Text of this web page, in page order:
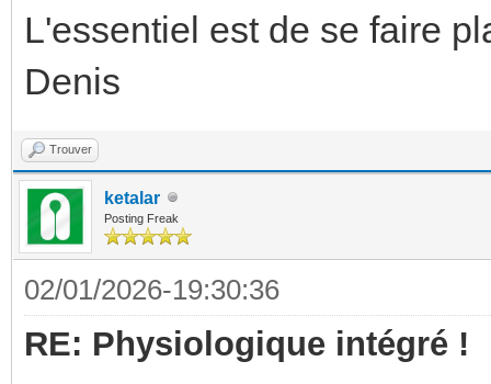
L'essentiel est de se faire
Denis
Trouver
ketalar
Posting Freak
02/01/2026-19:30:36
RE: Physiologique intégré !